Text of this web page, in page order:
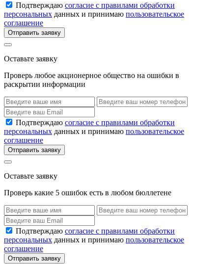
Подтверждаю согласие с правилами обработки
персональных данных и принимаю пользовательское
соглашение
Отправить заявку
Оставьте заявку
Проверь любое акционерное общество на ошибки в
раскрытии информации
Подтверждаю согласие с правилами обработки
персональных данных и принимаю пользовательское
соглашение
Отправить заявку
Оставьте заявку
Проверь какие 5 ошибок есть в любом бюллетене
Подтверждаю согласие с правилами обработки
персональных данных и принимаю пользовательское
соглашение
Отправить заявку